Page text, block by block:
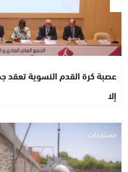
عصبة كرة القدم النسوية تعقد
إلا
مستجدات